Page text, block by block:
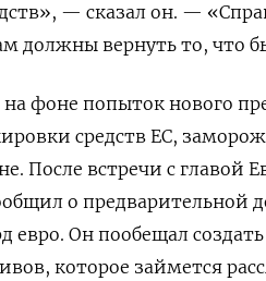
— сказал он. —
должны вернуть то, что
на фоне попыток нового
средств ЕС,
После встречи с
о предварительной
евро. Он пообещал
которое займется